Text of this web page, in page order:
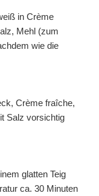
in Crème
Mehl (zum
wie die
Crème fraîche,
Salz vorsichtig
glatten Teig
ca. 30 Minuten